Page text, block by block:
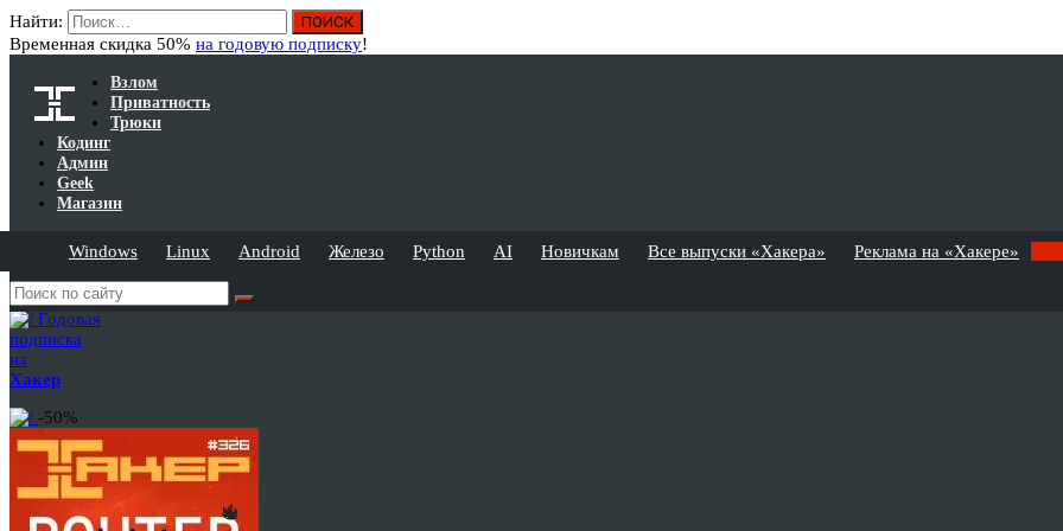
Найти:
Временная скидка 50% на годовую подписку!
Взлом
Приватность
Трюки
Кодинг
Админ
Geek
Магазин
Windows Linux Android Железо Python AI Новичкам Все выпуски «Хакера» Реклама на «Хакере»
Годовая
подписка
на
Хакер
-50%